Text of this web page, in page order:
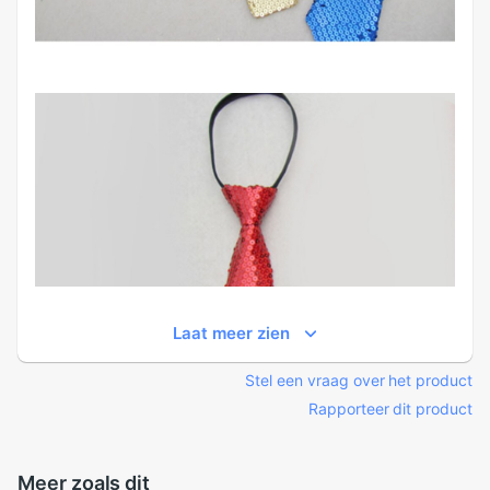
Laat meer zien
Stel een vraag over het product
Rapporteer dit product
Meer zoals dit